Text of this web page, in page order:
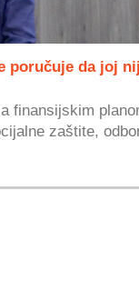
poručuje da joj
finansijskim
zaštite,